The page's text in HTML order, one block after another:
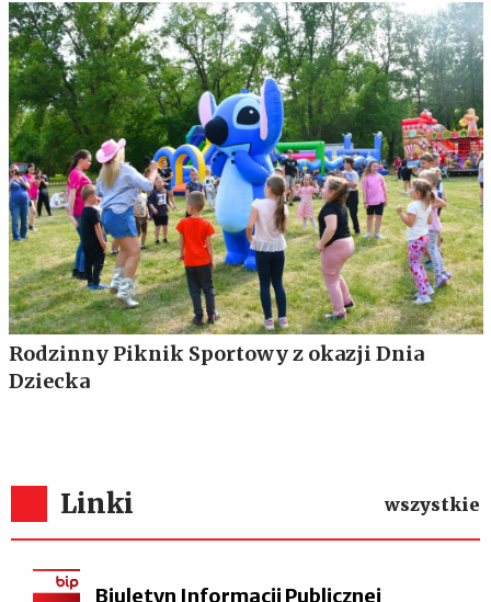
Rodzinny Piknik Sportowy z okazji Dnia
Dziecka
Linki wszystkie
Biuletyn Informacji Publicznej